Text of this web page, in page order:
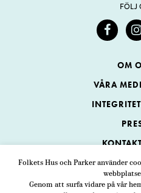
Folkets Hus och Parker använder
Genom att surfa vidare på vår
FÖLJ
OM
VÅRA
Folkets Hus